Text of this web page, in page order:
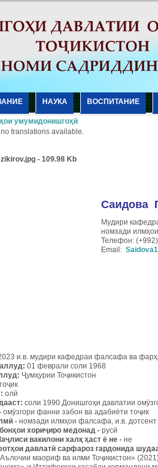
НАУКА ВОСПИТАНИЕ
умумидонишгоҳӣ
translations available.
Саидова
Мудири
номзади
Телефон:
Email:
и.в. мудири кафедраи фалсафа ва
01 феврали соли 1968
Ҷумҳурии Тоҷикистон
: олӣ
соли 1990 Донишгоҳи давлатии
омӯзгори фанни забон ва адабиёти тоҷик
ӣ - номзади илмҳои фалсафа, и.в.
ҳои хориҷиро медонад - русӣ
ҷлиси вакилони халқ ҳаст ё не - не
ҳои давлатӣ сарфароз гардонида
маориф ва илми Тоҷикистон»